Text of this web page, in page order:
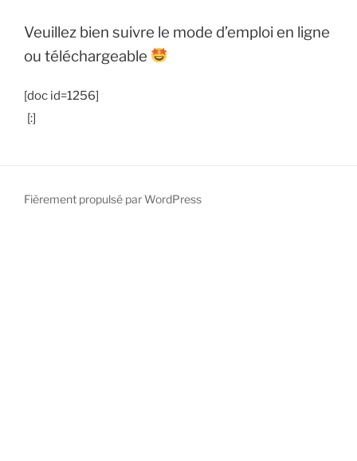
Veuillez bien suivre le mode d’emploi en ligne
ou téléchargeable
[doc id=1256]
[:]
Fièrement propulsé par WordPress